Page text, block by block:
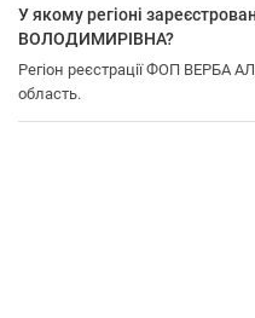
У якому регіоні
ВОЛОДИМИРІВНА?
Регіон реєстрації ФОП
область.